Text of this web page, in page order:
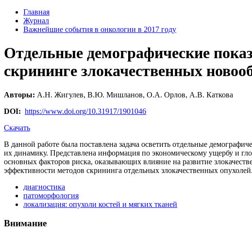
Главная
Журнал
Важнейшие события в онкологии в 2017 году
Отдельные демографические
скрининге злокачественных
Авторы: А.Н. Жигулев, В.Ю. Мишланов, О.А. Орлов, А.В. Каткова
DOI: https://www.doi.org/10.31917/1901046
Скачать
В данной работе была поставлена задача осветить отдельные
их динамику. Представлена информация по экономическому ущербу и
основных факторов риска, оказывающих влияние на развитие
эффективности методов скрининга отдельных злокачественных опухолей.
диагностика
патоморфология
локализация: опухоли костей и мягких тканей
Внимание